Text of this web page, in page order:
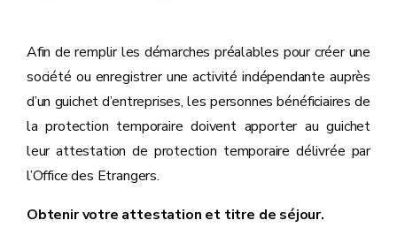
Afin de remplir les démarches préalables pour créer une
société ou enregistrer une activité indépendante auprès
d’un guichet d’entreprises, les personnes bénéficiaires de
la protection temporaire doivent apporter au guichet
leur attestation de protection temporaire délivrée par
l’Office des Etrangers.
Obtenir votre attestation et titre de séjour.